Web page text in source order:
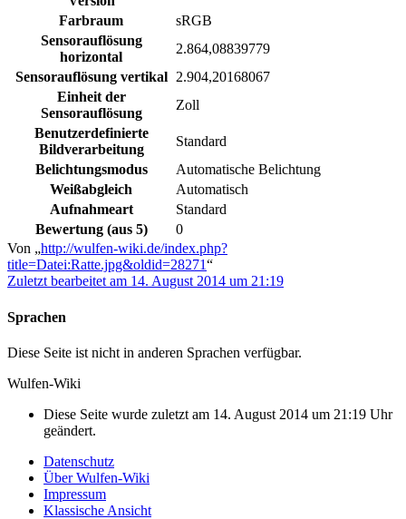
Farbraum
sRGB
Sensorauflösung
horizontal
2.864,08839779
Sensorauflösung vertikal
2.904,20168067
Einheit der
Sensorauflösung
Zoll
Benutzerdefinierte
Bildverarbeitung
Standard
Belichtungsmodus
Automatische Belichtung
Weißabgleich
Automatisch
Aufnahmeart
Standard
Bewertung (aus 5)
0
Von „http://wulfen-wiki.de/index.php?
title=Datei:Ratte.jpg&oldid=28271“
Zuletzt bearbeitet am 14. August 2014 um 21:19
Sprachen
Diese Seite ist nicht in anderen Sprachen verfügbar.
Wulfen-Wiki
Diese Seite wurde zuletzt am 14. August 2014 um 21:19 Uhr
geändert.
Datenschutz
Über Wulfen-Wiki
Impressum
Klassische Ansicht